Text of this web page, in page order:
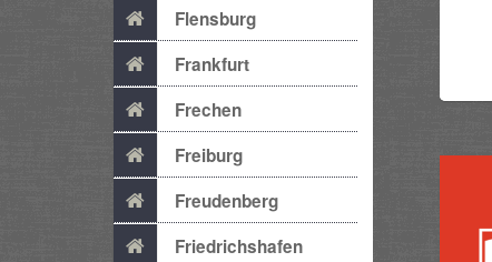
Flensburg
Frankfurt
Frechen
Freiburg
Freudenberg
Friedrichshafen